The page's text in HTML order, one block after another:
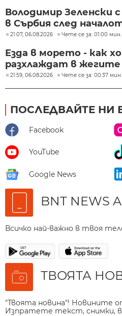
Володимир Зеленски
в Сърбия след
21:07, 06.08.2026 Чете се за: 01:00 мин.
Езда в морето - как
разхлаждат в
21:59, 06.08.2026 Чете се за: 00:37 мин.
ПОСЛЕДВАЙТЕ НИ
Facebook
YouTube
Google News
BNT NEWS
Всичко най-важно в твоя
ТВОЯТА
"Твоята новина"! Новините
Изпратете текст, снимки,